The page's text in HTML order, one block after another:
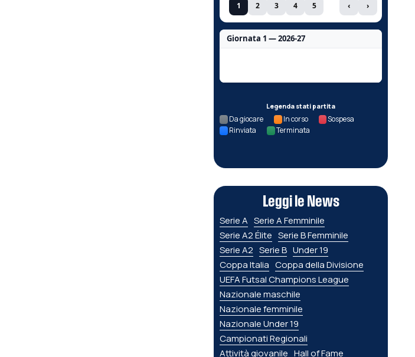
1 2 3 4 5 ‹ ›
Giornata 1 — 2026-27
Legenda stati partita
Da giocare In corso
Sospesa
Rinviata
Terminata
Leggi le News
Serie A Serie A Femminile
Serie A2 Élite Serie B Femminile
Serie A2 Serie B Under 19
Coppa Italia Coppa della Divisione
UEFA Futsal Champions League
Nazionale maschile
Nazionale femminile
Nazionale Under 19
Campionati Regionali
Attività giovanile Hall of Fame